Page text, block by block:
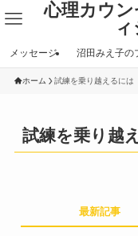
心理カウ
メッセージ 沼田みえ子の
ホーム 試練を乗り越えるには
試練を乗り越
最新記事